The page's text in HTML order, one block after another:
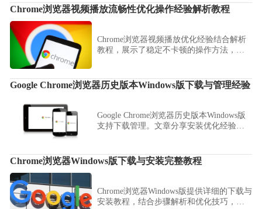
Chrome浏览器视频播放流畅性优化操作经验解析教程
Chrome浏览器视频播放优化经验结合解析
教程，展示了稳定不卡顿的操作方法，帮
Google Chrome浏览器历史版本Windows版下载与管理经验
Google Chrome浏览器历史版本Windows版
支持下载管理。文章分享安装优化经验、
Chrome浏览器Windows版下载与安装完整教程
Chrome浏览器Windows版提供详细的下载与
安装教程，结合步骤解析和优化技巧，帮